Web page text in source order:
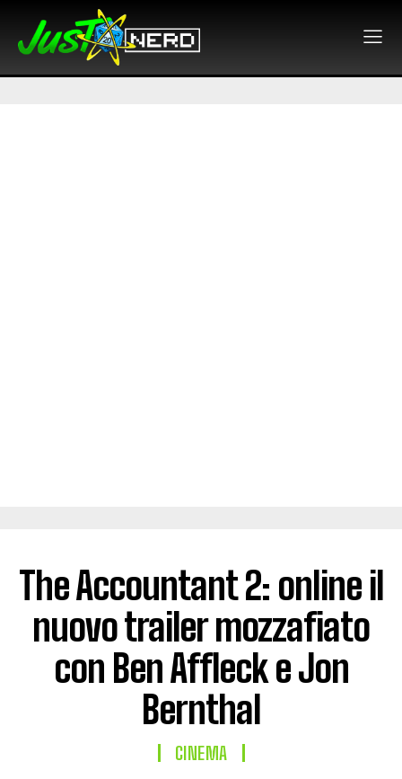
The Accountant 2: online il
nuovo trailer mozzafiato
con Ben Affleck e Jon
Bernthal
CINEMA